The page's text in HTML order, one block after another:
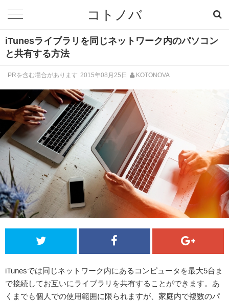
コトノバ
iTunesライブラリを同じネットワーク内のパソコン
と共有する方法
PRを含む場合があります 2015年08月25日 KOTONOVA
iTunesでは同じネットワーク内にあるコンピュータを最大5台ま
で接続してお互いにライブラリを共有することができます。あ
くまでも個人での使用範囲に限られますが、家庭内で複数のパ